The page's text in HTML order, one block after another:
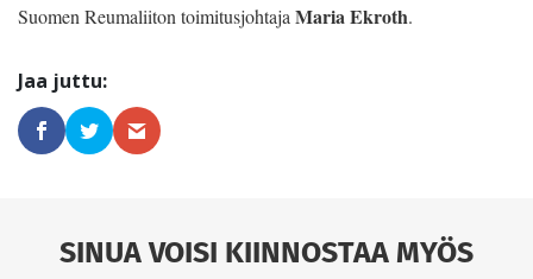
Suomen Reumaliiton toimitusjohtaja Maria Ekroth.
SINUA VOISI KIINNOSTAA MYÖS